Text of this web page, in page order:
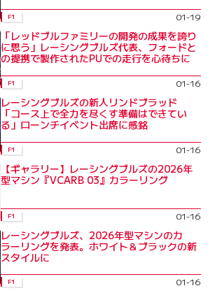
F1 01-19
「レッドブルファミリーの開発の成果を誇り
に思う」レーシングブルズ代表、フォードと
の提携で製作されたPUでの走行を心待ちに
F1 01-16
レーシングブルズの新人リンドブラッド
「コース上で全力を尽くす準備はできてい
る」ローンチイベント出席に感銘
F1 01-16
【ギャラリー】レーシングブルズの2026年
型マシン『VCARB 03』カラーリング
F1 01-16
レーシングブルズ、2026年型マシンのカ
ラーリングを発表。ホワイト＆ブラックの新
スタイルに
F1 01-16